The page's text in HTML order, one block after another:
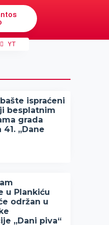
YT
ispraćeni
besplatnim
grada
„Dane
u Plankiću
održan u
„Dani piva“